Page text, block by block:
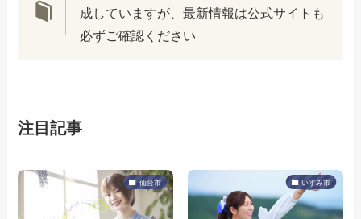
成していますが、最新情報は公式サイトも
必ずご確認ください
注目記事
仙台市 いすみ市